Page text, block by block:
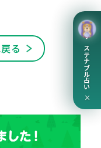
る サステナブル占い
×